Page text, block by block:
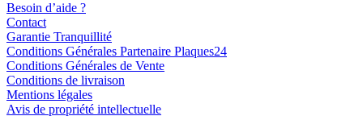
Besoin d’aide ?
Contact
Garantie Tranquillité
Conditions Générales Partenaire Plaques24
Conditions Générales de Vente
Conditions de livraison
Mentions légales
Avis de propriété intellectuelle